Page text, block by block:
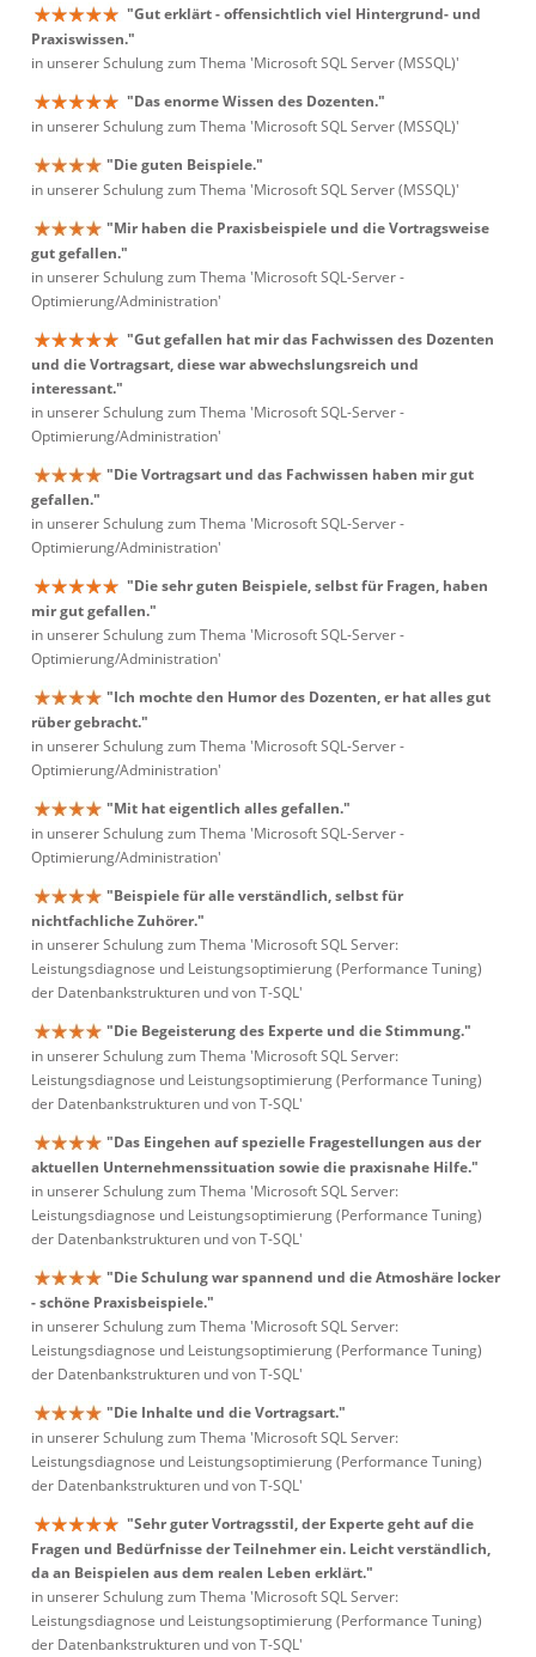
"Gut erklärt - offensichtlich viel Hintergrund- und
Praxiswissen."
in unserer Schulung zum Thema 'Microsoft SQL Server (MSSQL)'
"Das enorme Wissen des Dozenten."
in unserer Schulung zum Thema 'Microsoft SQL Server (MSSQL)'
"Die guten Beispiele."
in unserer Schulung zum Thema 'Microsoft SQL Server (MSSQL)'
"Mir haben die Praxisbeispiele und die Vortragsweise
gut gefallen."
in unserer Schulung zum Thema 'Microsoft SQL-Server -
Optimierung/Administration'
"Gut gefallen hat mir das Fachwissen des Dozenten
und die Vortragsart, diese war abwechslungsreich und
interessant."
in unserer Schulung zum Thema 'Microsoft SQL-Server -
Optimierung/Administration'
"Die Vortragsart und das Fachwissen haben mir gut
gefallen."
in unserer Schulung zum Thema 'Microsoft SQL-Server -
Optimierung/Administration'
"Die sehr guten Beispiele, selbst für Fragen, haben
mir gut gefallen."
in unserer Schulung zum Thema 'Microsoft SQL-Server -
Optimierung/Administration'
"Ich mochte den Humor des Dozenten, er hat alles gut
rüber gebracht."
in unserer Schulung zum Thema 'Microsoft SQL-Server -
Optimierung/Administration'
"Mit hat eigentlich alles gefallen."
in unserer Schulung zum Thema 'Microsoft SQL-Server -
Optimierung/Administration'
"Beispiele für alle verständlich, selbst für
nichtfachliche Zuhörer."
in unserer Schulung zum Thema 'Microsoft SQL Server:
Leistungsdiagnose und Leistungsoptimierung (Performance Tuning)
der Datenbankstrukturen und von T-SQL'
"Die Begeisterung des Experte und die Stimmung."
in unserer Schulung zum Thema 'Microsoft SQL Server:
Leistungsdiagnose und Leistungsoptimierung (Performance Tuning)
der Datenbankstrukturen und von T-SQL'
"Das Eingehen auf spezielle Fragestellungen aus der
aktuellen Unternehmenssituation sowie die praxisnahe Hilfe."
in unserer Schulung zum Thema 'Microsoft SQL Server:
Leistungsdiagnose und Leistungsoptimierung (Performance Tuning)
der Datenbankstrukturen und von T-SQL'
"Die Schulung war spannend und die Atmoshäre locker
- schöne Praxisbeispiele."
in unserer Schulung zum Thema 'Microsoft SQL Server:
Leistungsdiagnose und Leistungsoptimierung (Performance Tuning)
der Datenbankstrukturen und von T-SQL'
"Die Inhalte und die Vortragsart."
in unserer Schulung zum Thema 'Microsoft SQL Server:
Leistungsdiagnose und Leistungsoptimierung (Performance Tuning)
der Datenbankstrukturen und von T-SQL'
"Sehr guter Vortragsstil, der Experte geht auf die
Fragen und Bedürfnisse der Teilnehmer ein. Leicht verständlich,
da an Beispielen aus dem realen Leben erklärt."
in unserer Schulung zum Thema 'Microsoft SQL Server:
Leistungsdiagnose und Leistungsoptimierung (Performance Tuning)
der Datenbankstrukturen und von T-SQL'